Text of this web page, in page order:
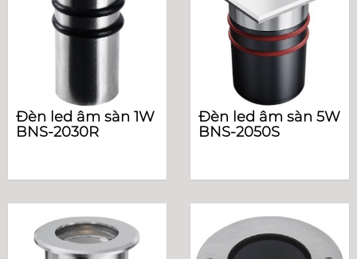
Đèn led âm sàn 1W
BNS-2030R
Đèn led âm sàn 5W
BNS-2050S